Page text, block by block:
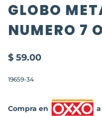
GLOBO
NUMERO 7
$ 59.00
19659-34
Compra en